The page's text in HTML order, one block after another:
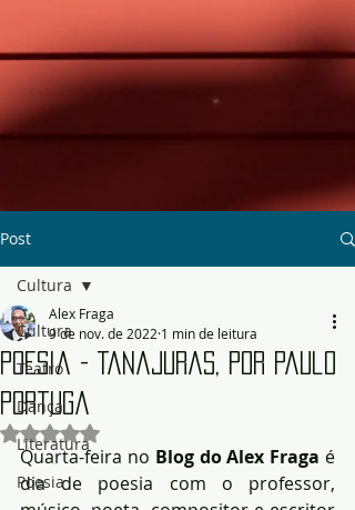
Post
Cultura
Teatro
Dança
Literatura
Poesia
Cultura
Poesia - Tanajuras, por Paulo
Portuga
Alex Fraga
9 de nov. de 2022 1 min de leitura
Avaliado com NaN de 5 estrelas.
Quarta-feira no Blog do Alex Fraga é
dia de poesia com o professor,